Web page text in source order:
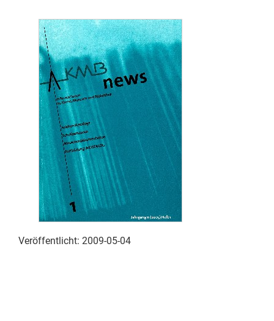
Veröffentlicht: 2009-05-04